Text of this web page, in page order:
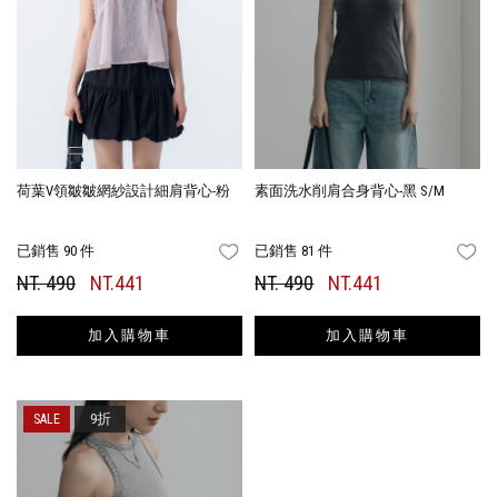
荷葉V領皺皺網紗設計細肩背心-粉
已銷售 90 件 FAVORITES
NT. 490 NT.441
加入購物車
素面洗水削肩合身背心-黑 S/M
已銷售 81 件
NT. 490 NT.441
加入購物車
9折